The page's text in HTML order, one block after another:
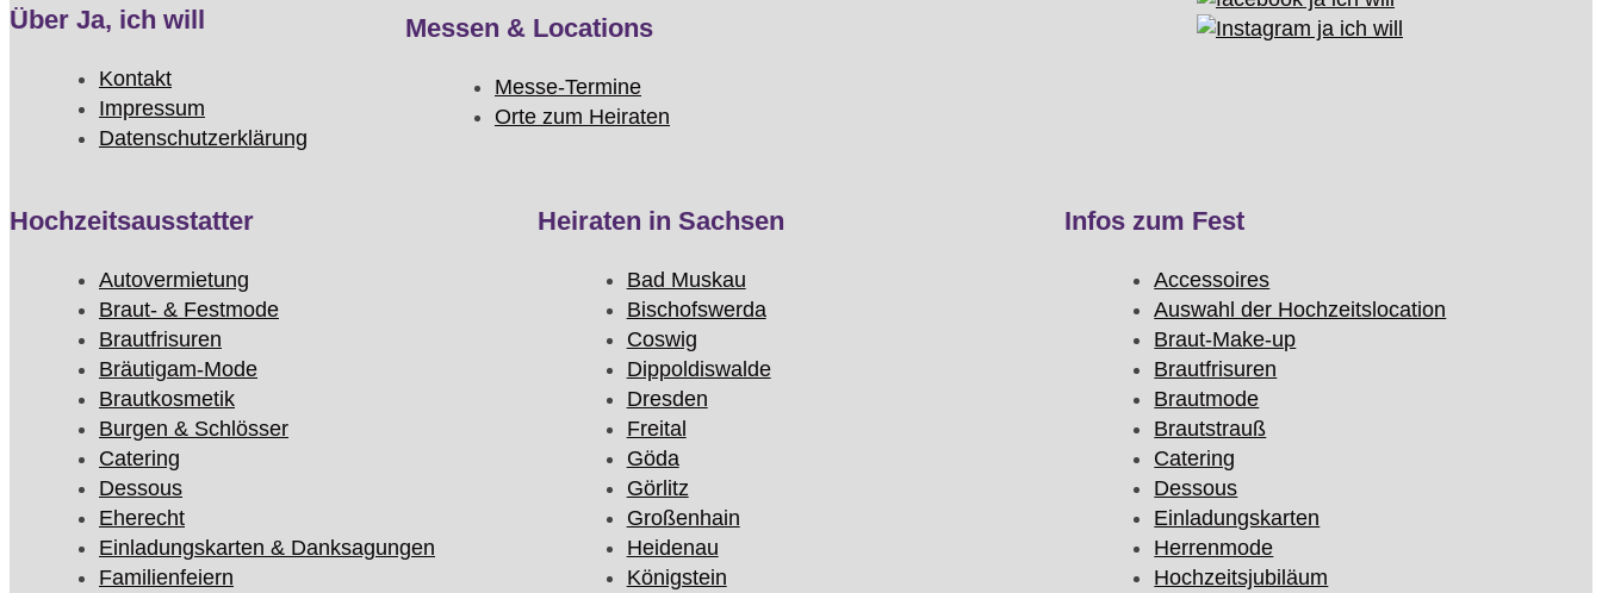
Über Ja, ich will
Kontakt
Impressum
Datenschutzerklärung
Messen & Locations
Messe-Termine
Orte zum Heiraten
Hochzeitsausstatter
Autovermietung
Braut- & Festmode
Brautfrisuren
Bräutigam-Mode
Brautkosmetik
Burgen & Schlösser
Catering
Dessous
Eherecht
Einladungskarten & Danksagungen
Familienfeiern
Heiraten in Sachsen
Bad Muskau
Bischofswerda
Coswig
Dippoldiswalde
Dresden
Freital
Göda
Görlitz
Großenhain
Heidenau
Königstein
Infos zum Fest
Accessoires
Auswahl der Hochzeitslocation
Braut-Make-up
Brautfrisuren
Brautmode
Brautstrauß
Catering
Dessous
Einladungskarten
Herrenmode
Hochzeitsjubiläum